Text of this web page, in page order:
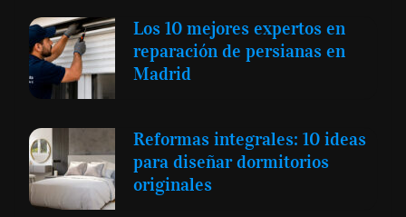
Los 10 mejores expertos en
reparación de persianas en
Madrid
Reformas integrales: 10 ideas
para diseñar dormitorios
originales